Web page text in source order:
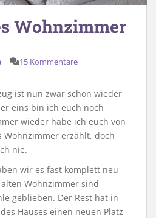
Wohnzimmer
15 Kommentare
ist nun zwar schon wieder
eins bin ich euch noch
wieder habe ich euch von
Wohnzimmer erzählt, doch
nie.
wir es fast komplett neu
Wohnzimmer sind
geblieben. Der Rest hat in
Hauses einen neuen Platz